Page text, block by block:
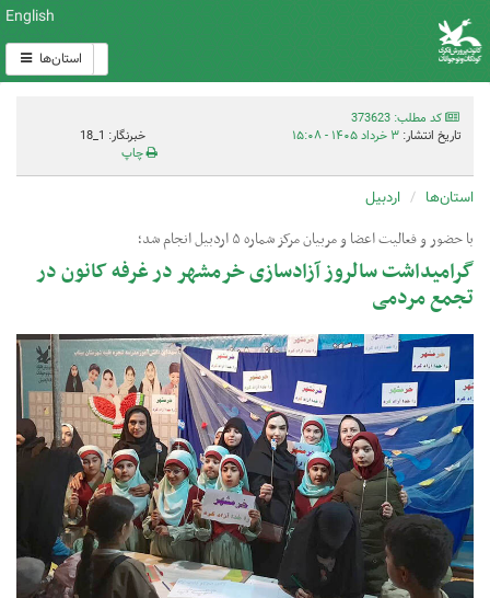
English
استان‌ها
کد مطلب: 373623
تاریخ انتشار: ۳ خرداد ۱۴۰۵ - ۱۵:۰۸
خبرنگار: 1_18
چاپ
استان‌ها اردبیل
با حضور و فعالیت اعضا و مربیان مرکز شماره ۵ اردبیل انجام شد؛
گرامیداشت سالروز آزادسازی خرمشهر در غرفه کانون در
تجمع مردمی